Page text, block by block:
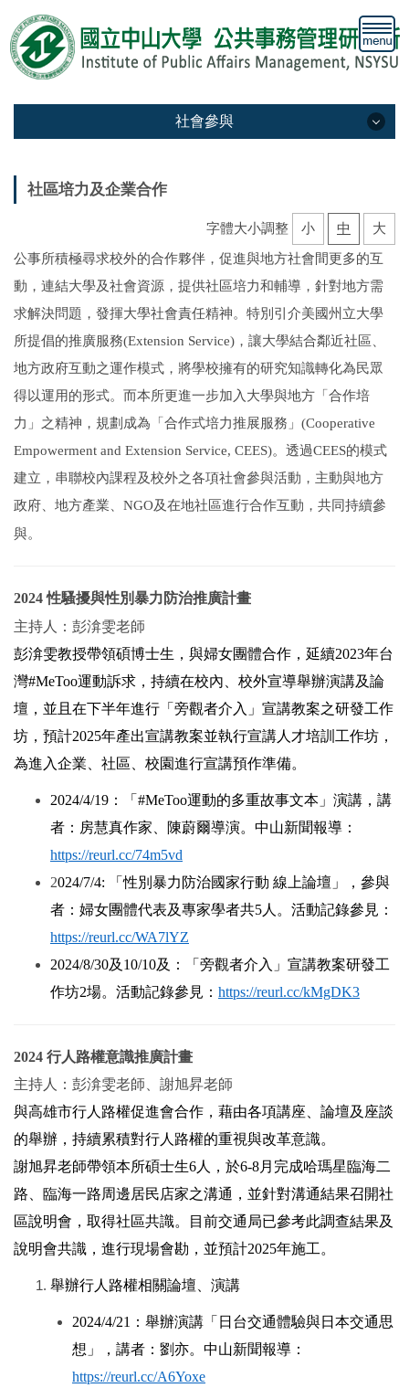
到
主
要
社會參與
青年參與社區行動
社區培力及企業合作
推廣社會參與課程與交流學習
全國大專生公共事務提案競賽
回首頁
社區培力及企業合作
字體大小調整 小 中 大
公事所積極尋求校外的合作夥伴，促進與地方社會間更多的互
動，連結大學及社會資源，提供社區培力和輔導，針對地方需
求解決問題，發揮大學社會責任精神。特別引介美國州立大學
所提倡的推廣服務(Extension Service)，讓大學結合鄰近社區、
地方政府互動之運作模式，將學校擁有的研究知識轉化為民眾
得以運用的形式。而本所更進一步加入大學與地方「合作培
力」之精神，規劃成為「合作式培力推展服務」(Cooperative
Empowerment and Extension Service, CEES)。透過CEES的模式
建立，串聯校內課程及校外之各項社會參與活動，主動與地方
政府、地方產業、NGO及在地社區進行合作互動，共同持續參
與。
2024性騷擾與性別暴力防治推廣計畫
主持人：彭渰雯老師
彭渰雯教授帶領碩博士生，與婦女團體合作，延續2023年台
灣#MeToo運動訴求，持續在校內、校外宣導舉辦演講及論
壇，並且在下半年進行「旁觀者介入」宣講教案之研發工作
坊，預計2025年產出宣講教案並執行宣講人才培訓工作坊，
為進入企業、社區、校園進行宣講預作準備。
2024/4/19 ：「#MeToo運動的多重故事文本」演講，講
者：房慧真作家、陳蔚爾導演。中山新聞報導：
https://reurl.cc/74m5vd
2024/7/4:
「性別暴力防治國家行動 線上論壇」，參與
者：婦女團體代表及專家學者共5人。活動記錄參見：
https://reurl.cc/WA7lYZ
2024/8/30及10/10及：「旁觀者介入」宣講教案研發工
作坊2場。活動記錄參見： https://reurl.cc/kMgDK3
2024 行人路權意識推廣計畫
主持人：彭渰雯老師、謝旭昇老師
與高雄市行人路權促進會合作，藉由各項講座、論壇及座談
的舉辦，持續累積對行人路權的重視與改革意識。
謝旭昇老師帶領本所碩士生6人，於6-8月完成哈瑪星臨海二
路、臨海一路周邊居民店家之溝通，並針對溝通結果召開社
區說明會，取得社區共識。目前交通局已參考此調查結果及
說明會共識，進行現場會勘，並預計2025年施工。
舉辦行人路權相關論壇、演講
2024/4/21 ：舉辦演講「日台交通體驗與日本交通思
想」，講者：劉亦。中山新聞報導：
https://reurl.cc/A6Yoxe